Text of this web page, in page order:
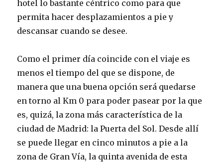
hotel lo bastante céntrico como para que
permita hacer desplazamientos a pie y
descansar cuando se desee.
Como el primer día coincide con el viaje es
menos el tiempo del que se dispone, de
manera que una buena opción será quedarse
en torno al Km 0 para poder pasear por la que
es, quizá, la zona más característica de la
ciudad de Madrid: la Puerta del Sol. Desde allí
se puede llegar en cinco minutos a pie a la
zona de Gran Vía, la quinta avenida de esta